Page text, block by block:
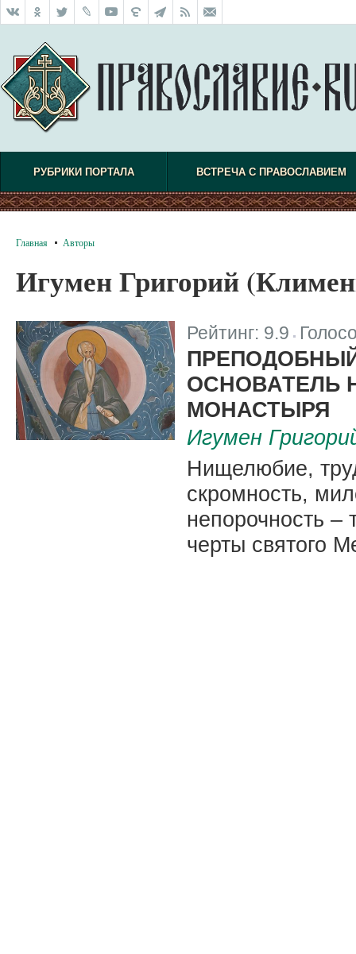
РУБРИКИ ПОРТАЛА ВСТРЕЧА С ПРАВОСЛАВИЕМ
Главная Авторы
Игумен Григорий
Рейтинг: 9.9
ОСНОВАТЕЛЬ
МОНАСТЫРЯ
Игумен
Нищелюбие,
скромность,
непорочность
черты святого